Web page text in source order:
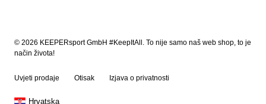
© 2026 KEEPERsport GmbH #KeepItAll. To nije samo naš web shop, to je
način života!
Uvjeti prodaje Otisak Izjava o privatnosti
Hrvatska